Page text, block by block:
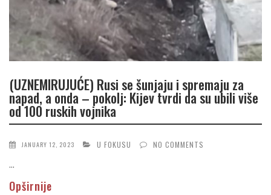
(UZNEMIRUJUĆE) Rusi se šunjaju i spremaju za
napad, a onda – pokolj: Kijev tvrdi da su ubili više
od 100 ruskih vojnika
JANUARY 12, 2023 U FOKUSU NO COMMENTS
...
Opširnije